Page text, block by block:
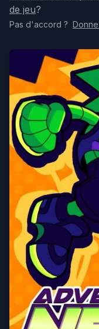
de jeu?
Pas d'accord ?